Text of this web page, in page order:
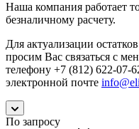
Наша компания работает
безналичному расчету.
Для актуализации
просим Вас связаться с
телефону +7 (812) 622-07-
электронной почте
По запросу